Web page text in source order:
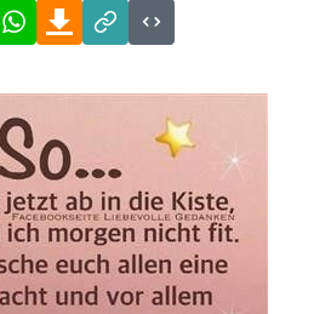
FacebookWhatsAppDownload
Link
Code